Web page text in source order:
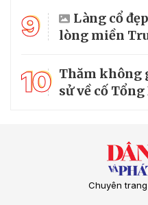
9
Làng cổ
lòng miền
10 Thăm không
sử về cố
Chuyên